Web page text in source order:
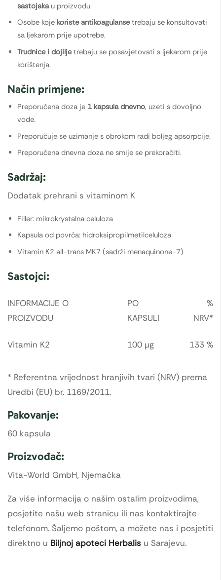
sastojakau proizvodu.
Osobe koje koriste antikoagulansetrebaju se konsultovati
sa ljekarom prije upotrebe.
Trudnice i dojiljetrebaju se posavjetovati s ljekarom prije
korištenja.
Način primjene:
Preporučena doza je 1 kapsula dnevno, uzeti s dovoljno
vode.
Preporučuje se uzimanje s obrokom radi boljeg apsorpcije.
Preporučena dnevna doza ne smije se prekoračiti.
Sadržaj:
Dodatak prehrani s vitaminom K
Filler: mikrokrystalna celuloza
Kapsula od povrća: hidroksipropilmetilceluloza
Vitamin K2 all-trans MK7 (sadrži menaquinone-7)
Sastojci:
INFORMACIJE O
PROIZVODU
PO
KAPSULI
%
NRV*
Vitamin K2 100 µg 133 %
* Referentna vrijednost hranjivih tvari (NRV) prema
Uredbi (EU) br. 1169/2011.
Pakovanje:
60 kapsula
Proizvođač:
Vita-World GmbH, Njemačka
Za više informacija o našim ostalim proizvodima,
posjetite našu web stranicu ili nas kontaktirajte
telefonom. Šaljemo poštom, a možete nas i posjetiti
direktno u Biljnoj apoteci Herbalis u Sarajevu.